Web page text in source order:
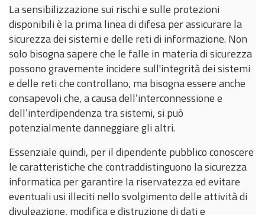
La sensibilizzazione sui rischi e sulle protezioni
disponibili è la prima linea di difesa per assicurare la
sicurezza dei sistemi e delle reti di informazione. Non
solo bisogna sapere che le falle in materia di sicurezza
possono gravemente incidere sull'integrità dei sistemi
e delle reti che controllano, ma bisogna essere anche
consapevoli che, a causa dell’interconnessione e
dell’interdipendenza tra sistemi, si può
potenzialmente danneggiare gli altri.
Essenziale quindi, per il dipendente pubblico conoscere
le caratteristiche che contraddistinguono la sicurezza
informatica per garantire la riservatezza ed evitare
eventuali usi illeciti nello svolgimento delle attività di
divulgazione, modifica e distruzione di dati e